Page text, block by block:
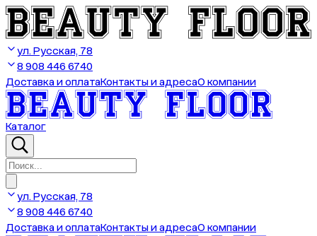
ул. Русская, 78
8 908 446 6740
Доставка и оплатаКонтакты и адресаО компании
Каталог
ул. Русская, 78
8 908 446 6740
Доставка и оплатаКонтакты и адресаО компании